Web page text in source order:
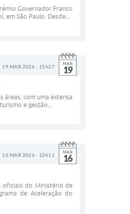
Governador Franco
São Paulo. Desde...
19 MAR 2026 - 15h27 MAR
19
áreas, com uma extensa
e gestão...
16 MAR 2026 - 12h11 MAR
16
oficiais do Ministério de
de Aceleração do